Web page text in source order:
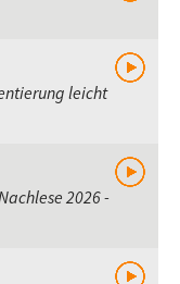
leicht
2026 -